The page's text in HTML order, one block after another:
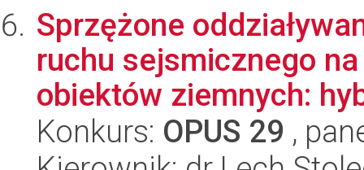
Sprzężone
ruchu sejsmicznego
obiektów ziemnych:
Konkurs: OPUS 29 ,